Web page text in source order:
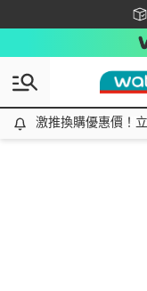
激推換購優惠價！立即
激推換購優惠價！